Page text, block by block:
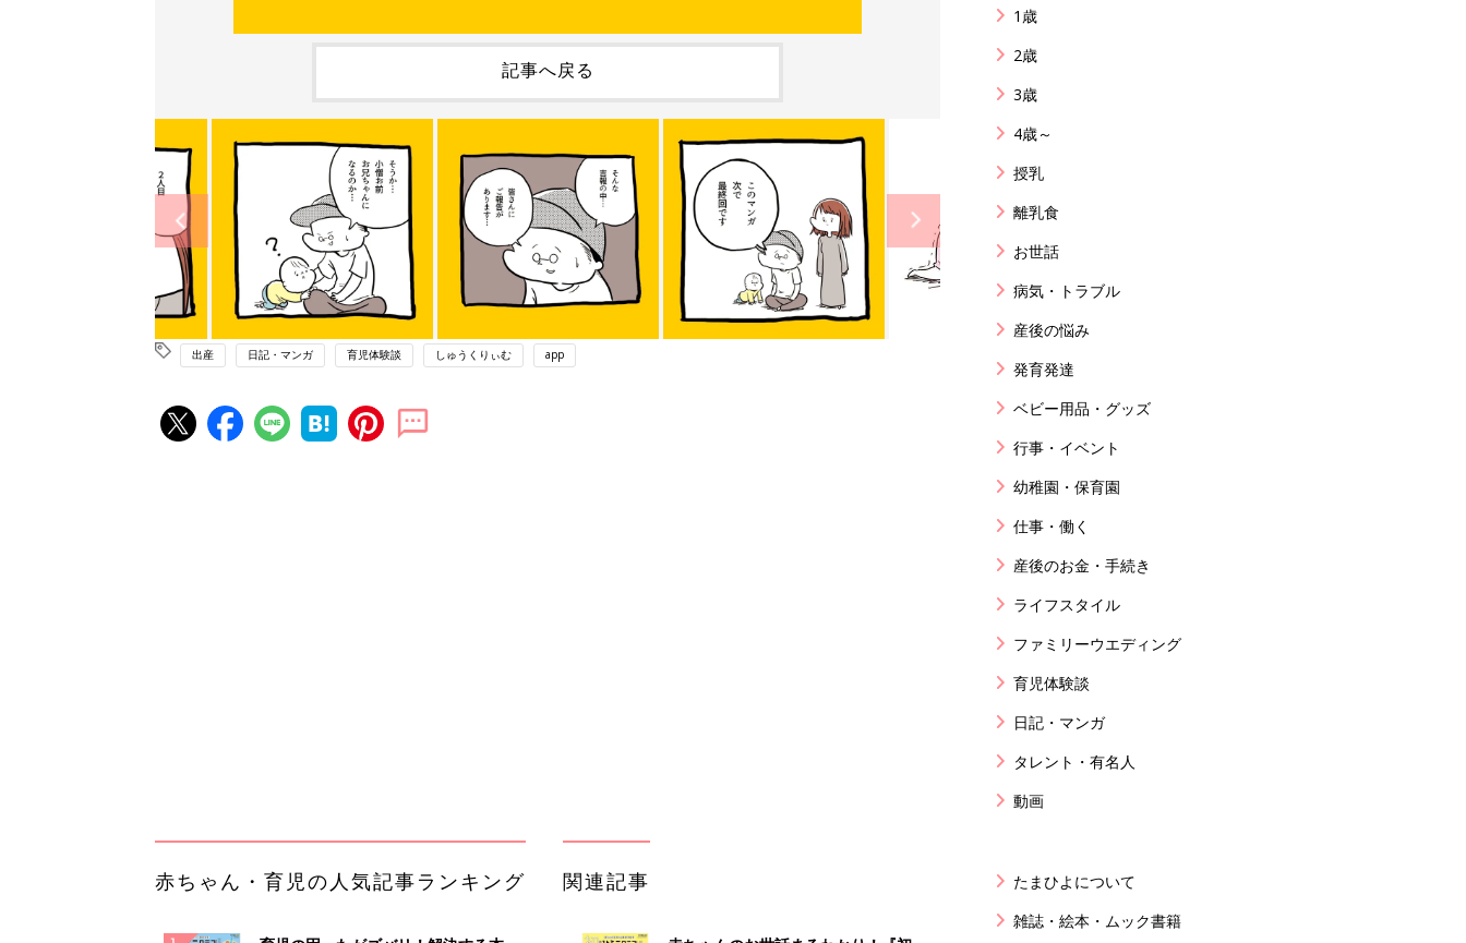
記事へ戻る
出産 日記・マンガ 育児体験談 しゅうくりぃむ app
0％OFF以上が続々登場！Amazonの
1歳
2歳
3歳
4歳～
授乳
離乳食
お世話
病気・トラブル
産後の悩み
発育発達
ベビー用品・グッズ
行事・イベント
幼稚園・保育園
仕事・働く
産後のお金・手続き
ライフスタイル
ファミリーウエディング
育児体験談
日記・マンガ
タレント・有名人
動画
たまひよについて
雑誌・絵本・ムック書籍